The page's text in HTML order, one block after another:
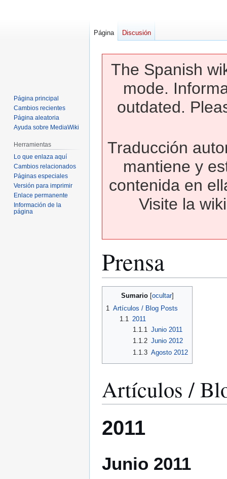
The Spanish
mode.
outdated.
Traducción
mantiene y
contenida en
Visite la
Prensa
Sumario
1 Artículos / Blog Posts
1.1 2011
1.1.1 Junio 2011
1.1.2 Junio 2012
1.1.3 Agosto 2012
Artículos /
2011
Junio 2011
Página Discusión
Página principal
Cambios recientes
Página aleatoria
Ayuda sobre MediaWiki
Herramientas
Lo que enlaza aquí
Cambios relacionados
Páginas especiales
Versión para imprimir
Enlace permanente
Información de la
página